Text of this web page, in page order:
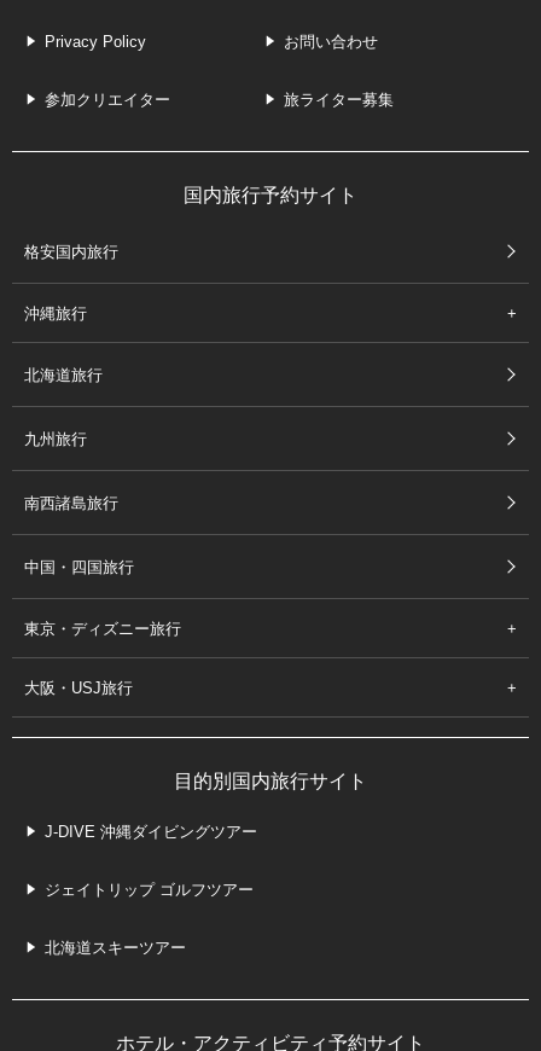
Privacy Policy お問い合わせ
参加クリエイター 旅ライター募集
国内旅行予約サイト
格安国内旅行
沖縄旅行
北海道旅行
九州旅行
南西諸島旅行
中国・四国旅行
東京・ディズニー旅行
大阪・USJ旅行
目的別国内旅行サイト
J-DIVE 沖縄ダイビングツアー
ジェイトリップ ゴルフツアー
北海道スキーツアー
ホテル・アクティビティ予約サイト